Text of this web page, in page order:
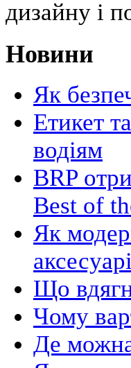
дизайну і
Новини
Як
Етикет
водіям
BRP
Best of
Як
Що
Чому
Де можна